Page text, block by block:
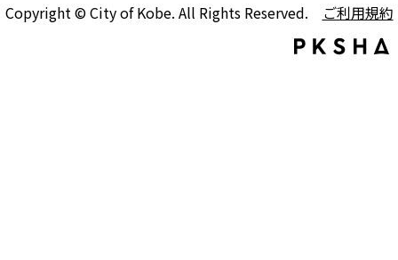
Copyright © City of Kobe. All Rights Reserved. ご利用規約